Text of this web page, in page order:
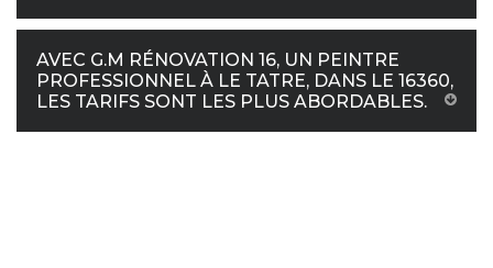
AVEC G.M RÉNOVATION 16, UN PEINTRE
PROFESSIONNEL À LE TATRE, DANS LE 16360,
LES TARIFS SONT LES PLUS ABORDABLES.